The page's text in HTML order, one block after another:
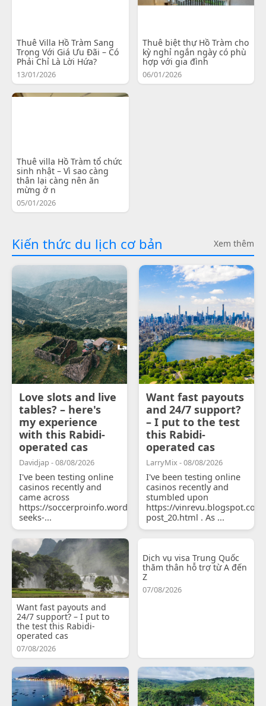
Thuê Villa Hồ Tràm Sang
Trọng Với Giá Ưu Đãi – Có
Phải Chỉ Là Lời Hứa?
13/01/2026
Thuê biệt thự Hồ Tràm cho
kỳ nghỉ ngắn ngày có phù
hợp với gia đình
06/01/2026
Thuê villa Hồ Tràm tổ chức
sinh nhật – Vì sao càng
thân lại càng nên ăn
mừng ở n
05/01/2026
Kiến thức du lịch cơ bản Xem thêm
Love slots and live
tables? – here's
my experience
with this Rabidi-
operated cas
Davidjap - 08/08/2026
I've been testing online
casinos recently and
came across
https://soccerproinfo.wordpress.com/2026/07/11/courtois-
seeks-...
Want fast payouts
and 24/7 support?
– I put to the test
this Rabidi-
operated cas
LarryMix - 08/08/2026
I've been testing online
casinos recently and
stumbled upon
https://
post_20.html . As ...
Want fast payouts and
24/7 support? – I put to
the test this Rabidi-
operated cas
07/08/2026
Dịch vụ visa Trung Quốc
thăm thân hỗ trợ từ A đến
Z
07/08/2026